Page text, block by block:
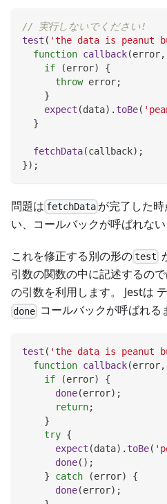
// 実行しないでください!
test ( 'the data is peanut
function callback(error,
if
(error)
{
throw error;
}
expect (data) . toBe(
}
fetchData(callback) ;
}) ;
問題は fetchData が完了した
い、コールバックが呼ばれない
これを修正する別の形のtest
引数の関数の中に記述するので
の引数を利用します。 Jestは
done コールバックが呼ばれる
test ( 'the data is peanut
function callback(error,
if
(error)
{
done(error) ;
return;
}
try {
expect (data) . toBe(
done( ) ;
}
catch (error)
{
done(error) ;